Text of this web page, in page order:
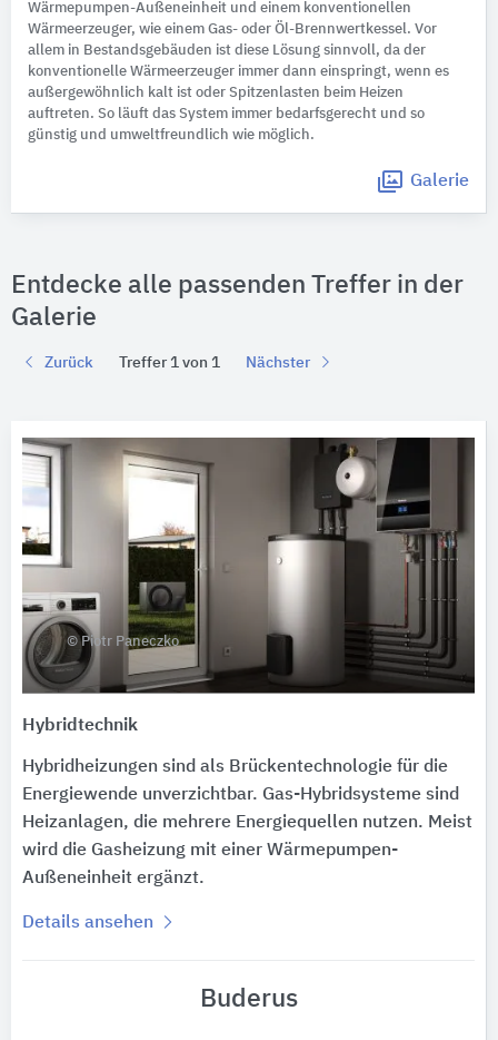
Wärmepumpen-Außeneinheit und einem konventionellen
Wärmeerzeuger, wie einem Gas- oder Öl-Brennwertkessel. Vor
allem in Bestandsgebäuden ist diese Lösung sinnvoll, da der
konventionelle Wärmeerzeuger immer dann einspringt, wenn es
außergewöhnlich kalt ist oder Spitzenlasten beim Heizen
auftreten. So läuft das System immer bedarfsgerecht und so
günstig und umweltfreundlich wie möglich.
Galerie
Entdecke alle passenden Treffer in der
Galerie
Zurück Treffer 1 von 1 Nächster
© Piotr Paneczko
Hybridtechnik
Hybridheizungen sind als Brückentechnologie für die
Energiewende unverzichtbar. Gas-Hybridsysteme sind
Heizanlagen, die mehrere Energiequellen nutzen. Meist
wird die Gasheizung mit einer Wärmepumpen-
Außeneinheit ergänzt.
Details ansehen
Buderus